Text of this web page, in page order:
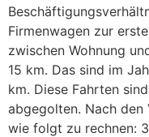
Firmenwagen zur
zwischen Wohnung
15 km. Das sind im
km. Diese Fahrten
abgegolten. Nach den
wie folgt zu rechnen: